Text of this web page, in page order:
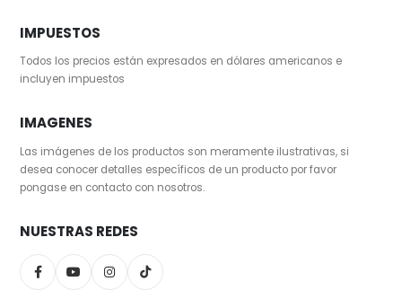
IMPUESTOS
Todos los precios están expresados en dólares americanos e
incluyen impuestos
IMAGENES
Las imágenes de los productos son meramente ilustrativas, si
desea conocer detalles específicos de un producto por favor
pongase en contacto con nosotros.
NUESTRAS REDES